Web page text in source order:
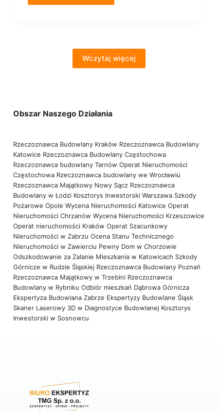
Wczytaj więcej
Obszar Naszego Działania
Rzeczoznawca Budowlany Kraków Rzeczoznawca Budowlany
Katowice Rzeczoznawca Budowlany Częstochowa
Rzeczoznawca budowlany Tarnów Operat Nieruchomości
Częstochowa Rzeczoznawca budowlany we Wrocławiu
Rzeczoznawca Majątkowy Nowy Sącz Rzeczoznawca
Budowlany w Łodzi Kosztorys Inwestorski Warszawa Szkody
Pożarowe Opole Wycena Nieruchomości Katowice Operat
Nieruchomości Chrzanów Wycena Nieruchomości Krzeszowice
Operat nieruchomości Kraków Operat Szacunkowy
Nieruchomości w Zabrzu Ocena Stanu Technicznego
Nieruchomości w Zawierciu Pewny Dom w Chorzowie
Odszkodowanie za Zalanie Mieszkania w Katowicach Szkody
Górnicze w Rudzie Śląskiej Rzeczoznawca Budowlany Poznań
Rzeczoznawca Majątkowy w Trzebini Rzeczoznawca
Budowlany w Rybniku Odbiór mieszkań Dąbrowa Górnicza
Ekspertyza Budowlana Zabrze Ekspertyzy Budowlane Śląsk
Skaner Laserowy 3D w Diagnostyce Budowlanej Kosztorys
Inwestorski w Sosnowcu